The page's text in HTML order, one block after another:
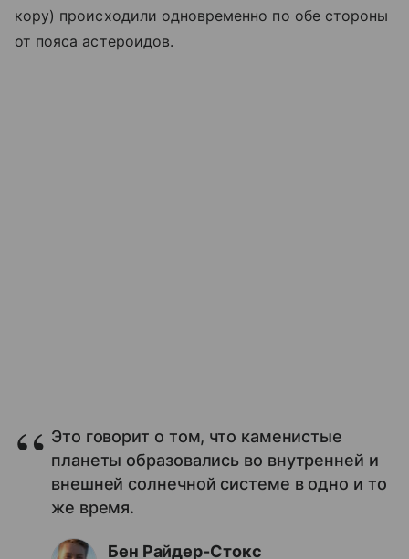
кору) происходили одновременно по обе стороны
от пояса астероидов.
Это говорит о том, что каменистые
планеты образовались во внутренней и
внешней солнечной системе в одно и то
же время.
Бен Райдер-Стокс